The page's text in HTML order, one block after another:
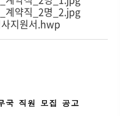
계약직_2명_2.jpg
지원서.hwp